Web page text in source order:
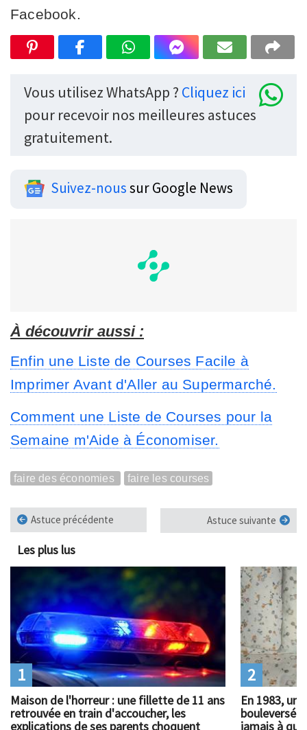
Facebook.
Vous utilisez WhatsApp ? Cliquez ici
pour recevoir nos meilleures astuces
gratuitement.
Suivez-noussur Google News
À découvrir aussi :
Enfin une Liste de Courses Facile à
Imprimer Avant d'Aller au Supermarché.
Comment une Liste de Courses pour la
Semaine m'Aide à Économiser.
faire des économies faire les courses
Astuce précédente Astuce suivante
Les plus lus
Maison de l'horreur : une fillette de 11 ans
retrouvée en train d'accoucher, les
explications de ses parents choquent
1
En 1983, un
bouleversé
jamais à
2